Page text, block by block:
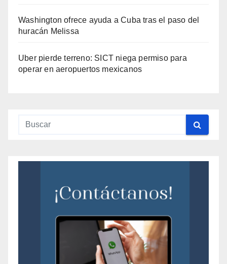
Washington ofrece ayuda a Cuba tras el paso del
huracán Melissa
Uber pierde terreno: SICT niega permiso para
operar en aeropuertos mexicanos